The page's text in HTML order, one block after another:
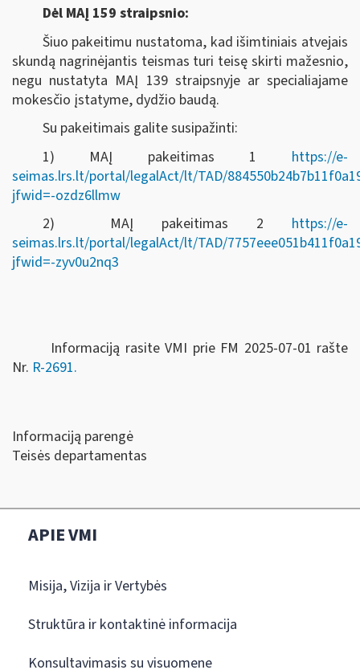
Dėl MAĮ 159 straipsnio:
Šiuo pakeitimu nustatoma, kad išimtiniais atvejais
skundą nagrinėjantis teismas turi teisę skirti mažesnio,
negu nustatyta MAĮ 139 straipsnyje ar specialiajame
mokesčio įstatyme, dydžio baudą.
Su pakeitimais galite susipažinti:
1) MAĮ pakeitimas 1 https://e-
seimas.lrs.lt/portal/legalAct/lt/TAD/
jfwid=-ozdz6llmw
2) MAĮ pakeitimas 2 https://e-
seimas.lrs.lt/portal/legalAct/lt/TAD/
jfwid=-zyv0u2nq3
Informaciją rasite VMI prie FM 2025-07-01 rašte
Nr. R-2691.
Informaciją parengė
Teisės departamentas
APIE VMI
Misija, Vizija ir Vertybės
Struktūra ir kontaktinė informacija
Konsultavimasis su visuomene